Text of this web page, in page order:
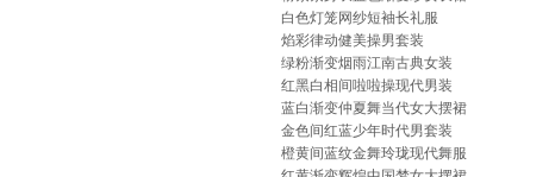
白色灯笼网纱短袖长礼服
焰彩律动健美操男套装
绿粉渐变烟雨江南古典女装
红黑白相间啦啦操现代男装
蓝白渐变仲夏舞当代女大摆裙
金色间红蓝少年时代男套装
橙黄间蓝纹金舞玲珑现代舞服